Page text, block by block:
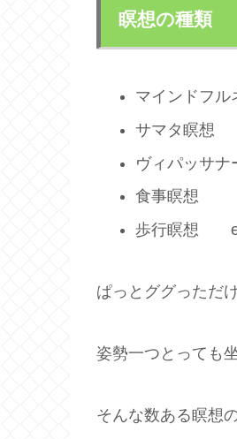
瞑想の種類
マインドフル
サマタ瞑想
ヴィパッサナ
食事瞑想
歩行瞑想
ぱっとググっただ
姿勢一つとっても
そんな数ある瞑想